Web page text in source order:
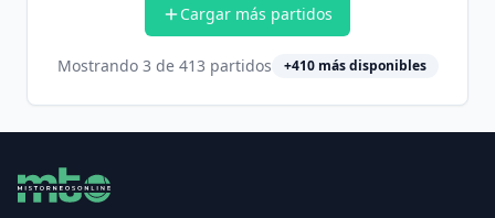
Cargar más partidos
Mostrando 3 de 413 partidos +410más disponibles